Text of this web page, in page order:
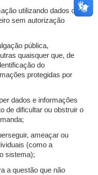
utilizando dados ou
sem autorização
pública,
quaisquer que, de
do
protegidas por
dados e informações
de dificultar ou obstruir o
ameaçar ou
(como a
sistema);
a questão que não